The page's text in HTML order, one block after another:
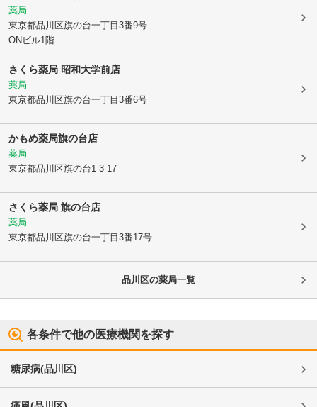
薬局
東京都品川区旗の台一丁目3番9号
ONビル1階
さくら薬局 昭和大学前店
薬局
東京都品川区旗の台一丁目3番6号
かもめ薬局旗の台店
薬局
東京都品川区旗の台1-3-17
さくら薬局 旗の台店
薬局
東京都品川区旗の台一丁目3番17号
品川区の薬局一覧
各条件で他の医療機関を探す
糖尿病(品川区)